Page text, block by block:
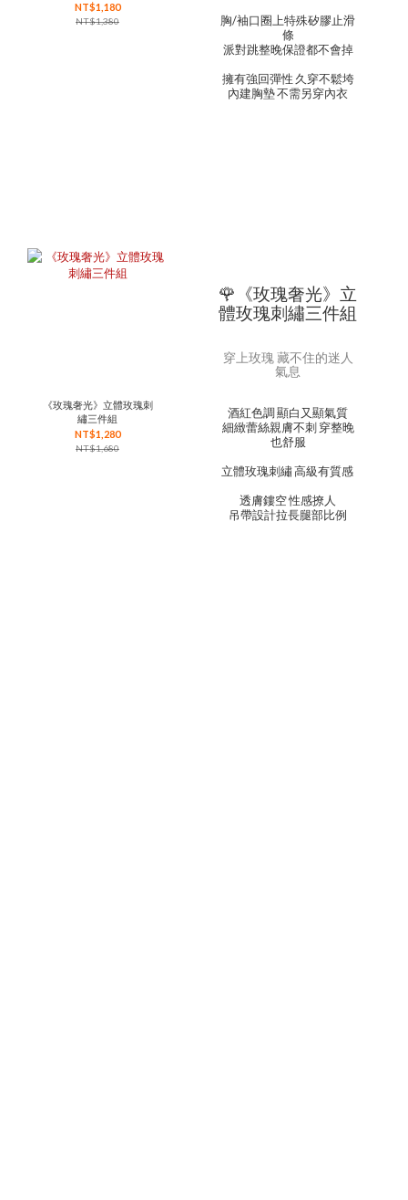
NT$1,180
NT$1,380
胸/袖口圈上特殊矽膠止滑
條
派對跳整晚保證都不會掉
擁有強回彈性 久穿不鬆垮
內建胸墊 不需另穿內衣
《玫瑰奢光》立體玫瑰刺
繡三件組
NT$1,280
NT$1,680
🌹《玫瑰奢光》立
體玫瑰刺繡三件組
穿上玫瑰 藏不住的迷人
氣息
酒紅色調 顯白又顯氣質
細緻蕾絲親膚不刺 穿整晚
也舒服
立體玫瑰刺繡 高級有質感
透膚鏤空 性感撩人
吊帶設計拉長腿部比例